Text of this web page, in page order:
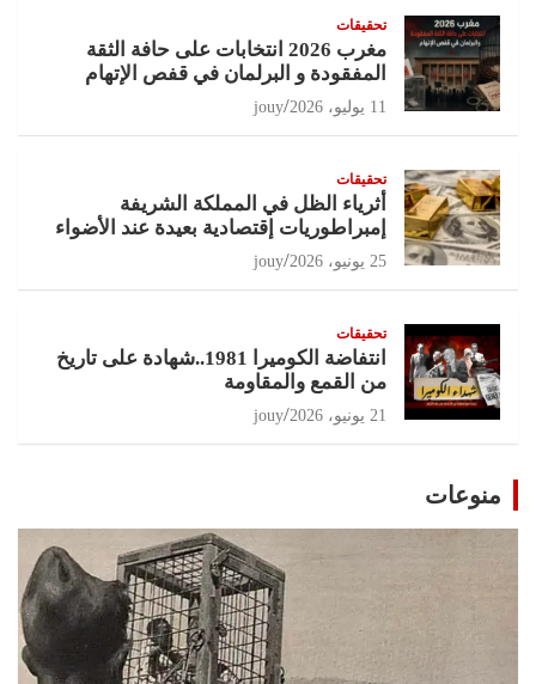
تحقيقات
مغرب 2026 انتخابات على حافة الثقة
المفقودة و البرلمان في قفص الإتهام
11 يوليو، 2026 jouy
تحقيقات
أثرياء الظل في المملكة الشريفة
إمبراطوريات إقتصادية بعيدة عند الأضواء
25 يونيو، 2026 jouy
تحقيقات
انتفاضة الكوميرا 1981..شهادة على تاريخ
من القمع والمقاومة
21 يونيو، 2026 jouy
منوعات